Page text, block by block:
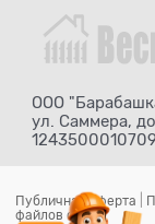
ООО
ул. Саммера,
1243500010709
Публичная оферта
файлов cookie